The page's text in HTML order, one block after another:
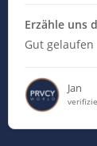
Erzähle uns
Gut gelaufen
Jan